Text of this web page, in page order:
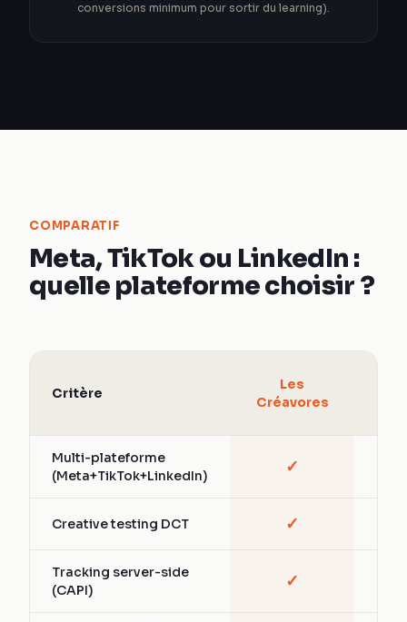
conversions minimum pour sortir du learning).
COMPARATIF
Meta, TikTok ou LinkedIn :
quelle plateforme choisir ?
Critère
Les
Créavores
Multi-plateforme
(Meta+TikTok+LinkedIn)
✓
Creative testing DCT ✓
Tracking server-side
(CAPI)
✓